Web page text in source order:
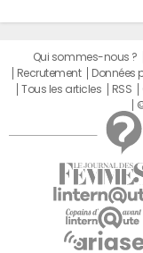
Qui sommes-nous ?
Recrutement
Données
Tous les articles
RSS